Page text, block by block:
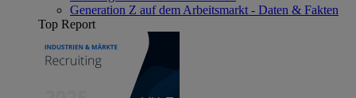
Generation Z auf dem Arbeitsmarkt - Daten & Fakten
Top Report